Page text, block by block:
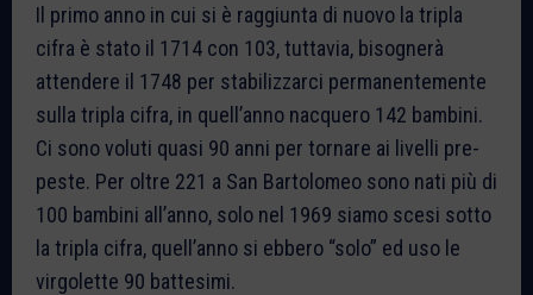
Il primo anno in cui si è raggiunta di nuovo la tripla
cifra è stato il 1714 con 103, tuttavia, bisognerà
attendere il 1748 per stabilizzarci permanentemente
sulla tripla cifra, in quell’anno nacquero 142 bambini.
Ci sono voluti quasi 90 anni per tornare ai livelli pre-
peste. Per oltre 221 a San Bartolomeo sono nati più di
100 bambini all’anno, solo nel 1969 siamo scesi sotto
la tripla cifra, quell’anno si ebbero “solo” ed uso le
virgolette 90 battesimi.